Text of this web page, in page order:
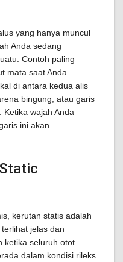
yang hanya muncul
Anda sedang
Contoh paling
mata saat Anda
di antara kedua alis
bingung, atau garis
wajah Anda
ini akan
kerutan statis adalah
jelas dan
ketika seluruh otot
dalam kondisi rileks